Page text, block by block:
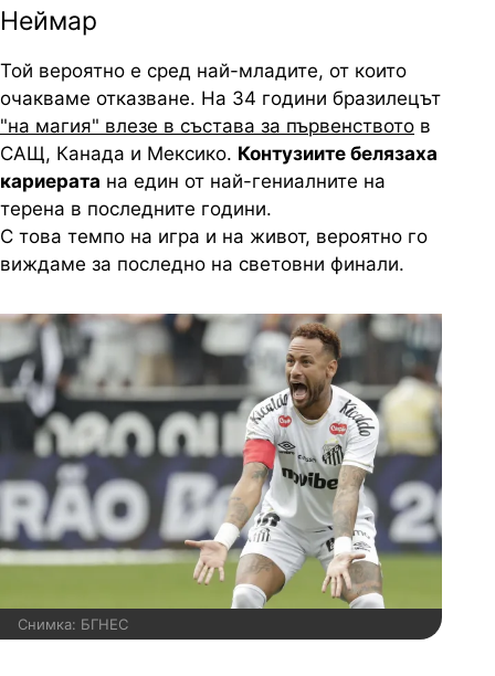
Неймар
Той вероятно е сред най-младите, от които
очакваме отказване. На 34 години бразилецът
"на магия" влезе в състава за първенството в
САЩ, Канада и Мексико. Контузиите белязаха
кариерата на един от най-гениалните на
терена в последните години.
С това темпо на игра и на живот, вероятно го
виждаме за последно на световни финали.
Снимка: БГНЕС